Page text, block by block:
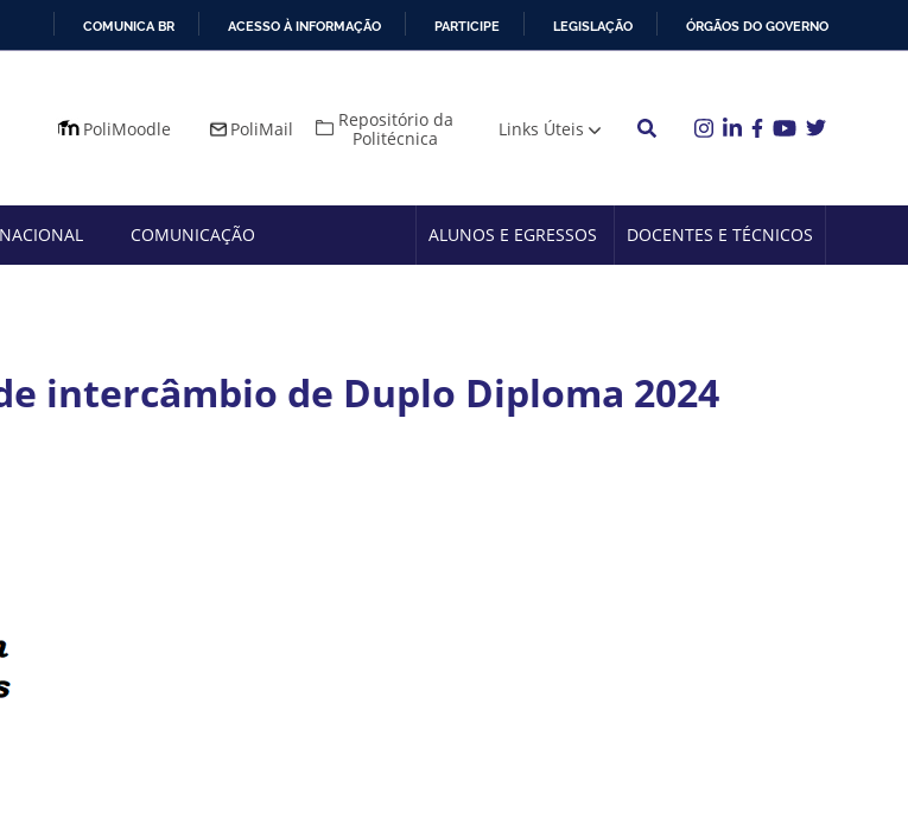
O
COMUNICA BR ACESSO À INFORMAÇÃO PARTICIPE LEGISLAÇÃO ÓRGÃOS DO GOVERNO
PoliMoodle PoliMail
Repositório da
Politécnica
Links Úteis
COMUNICAÇÃO ALUNOS E EGRESSOS DOCENTES E TÉCNICOS
intercâmbio de Duplo Diploma 2024